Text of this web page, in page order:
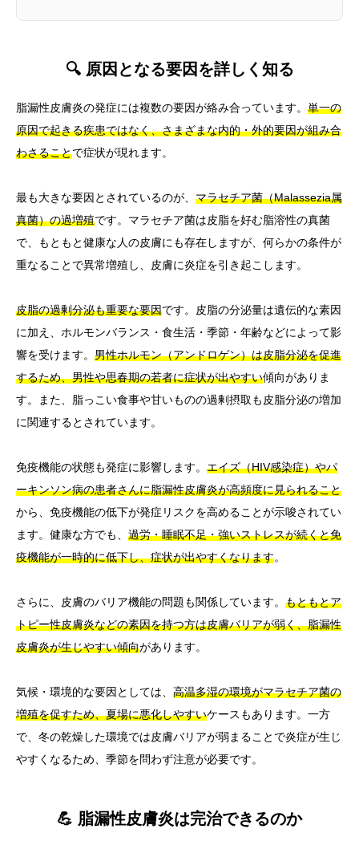
🔍 原因となる要因を詳しく知る
脂漏性皮膚炎の発症には複数の要因が絡み合っています。 単一の
原因で起きる疾患ではなく、さまざまな内的・外的要因が組み合
わさることで症状が現れます。
最も大きな要因とされているのが、 マラセチア菌（Malassezia属
真菌）の過増殖です。マラセチア菌は皮脂を好む脂溶性の真菌
で、もともと健康な人の皮膚にも存在しますが、何らかの条件が
重なることで異常増殖し、皮膚に炎症を引き起こします。
皮脂の過剰分泌も重要な要因です。皮脂の分泌量は遺伝的な素因
に加え、ホルモンバランス・食生活・季節・年齢などによって影
響を受けます。 男性ホルモン（アンドロゲン）は皮脂分泌を促進
するため、男性や思春期の若者に症状が出やすい傾向がありま
す。また、脂っこい食事や甘いものの過剰摂取も皮脂分泌の増加
に関連するとされています。
免疫機能の状態も発症に影響します。 エイズ（HIV感染症）やパ
ーキンソン病の患者さんに脂漏性皮膚炎が高頻度に見られること
から、免疫機能の低下が発症リスクを高めることが示唆されてい
ます。健康な方でも、 過労・睡眠不足・強いストレスが続くと免
疫機能が一時的に低下し、症状が出やすくなります。
さらに、皮膚のバリア機能の問題も関係しています。 もともとア
トピー性皮膚炎などの素因を持つ方は皮膚バリアが弱く、脂漏性
皮膚炎が生じやすい傾向があります。
気候・環境的な要因としては、 高温多湿の環境がマラセチア菌の
増殖を促すため、夏場に悪化しやすいケースもあります。一方
で、冬の乾燥した環境では皮膚バリアが弱まることで炎症が生じ
やすくなるため、季節を問わず注意が必要です。
💪 脂漏性皮膚炎は完治できるのか